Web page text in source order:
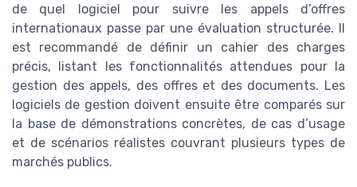
de quel logiciel pour suivre les appels d’offres
internationaux passe par une évaluation structurée. Il
est recommandé de définir un cahier des charges
précis, listant les fonctionnalités attendues pour la
gestion des appels, des offres et des documents. Les
logiciels de gestion doivent ensuite être comparés sur
la base de démonstrations concrètes, de cas d’usage
et de scénarios réalistes couvrant plusieurs types de
marchés publics.